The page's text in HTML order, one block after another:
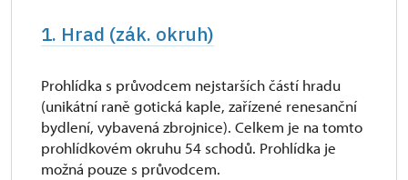
1. Hrad (zák. okruh)
Prohlídka s průvodcem nejstarších částí hradu
(unikátní raně gotická kaple, zařízené renesanční
bydlení, vybavená zbrojnice). Celkem je na tomto
prohlídkovém okruhu 54 schodů. Prohlídka je
možná pouze s průvodcem.